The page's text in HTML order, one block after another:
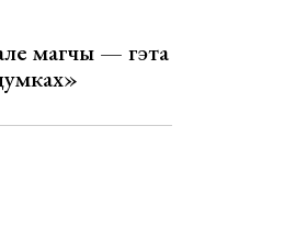
магчы — гэта